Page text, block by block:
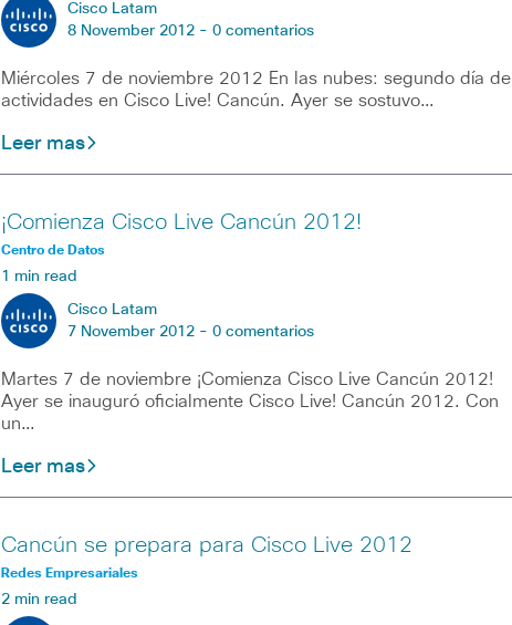
Cisco Latam
8 November 2012 - 0 comentarios
Miércoles 7 de noviembre 2012 En las nubes: segundo día de
actividades en Cisco Live! Cancún. Ayer se sostuvo…
Leer mas
¡Comienza Cisco Live Cancún 2012!
Centro de Datos
1 min read
Cisco Latam
7 November 2012 - 0 comentarios
Martes 7 de noviembre ¡Comienza Cisco Live Cancún 2012!
Ayer se inauguró oficialmente Cisco Live! Cancún 2012. Con
un…
Leer mas
Cancún se prepara para Cisco Live 2012
Redes Empresariales
2 min read